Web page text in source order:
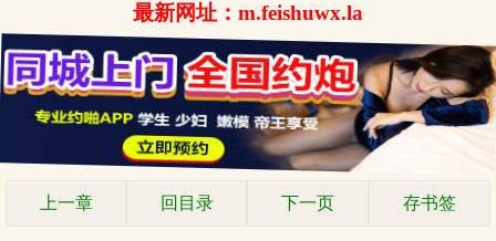
最新网址：m.feishuwx.la
上一章 回目录 下一页 存书签